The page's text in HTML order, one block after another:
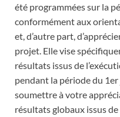
été programmées sur la
conformément aux
et, d’autre part,
projet. Elle vise
résultats issus de
pendant la période du
soumettre à votre
résultats globaux issus